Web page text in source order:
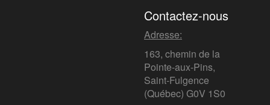
Contactez-nous
Adresse:
163, chemin de la
Pointe-aux-Pins,
Saint-Fulgence
(Québec) G0V 1S0